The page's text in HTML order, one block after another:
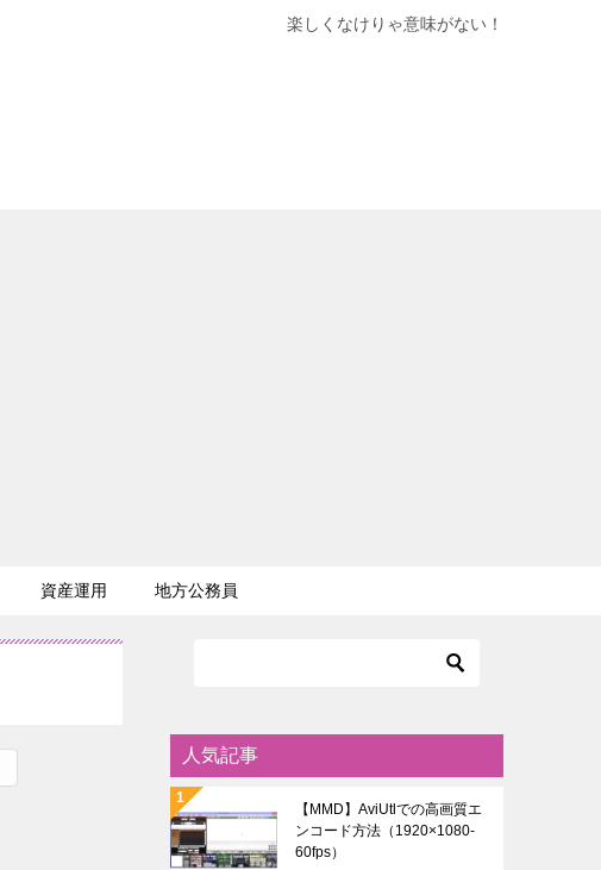
楽しくなけりゃ意味がない！
資産運用 地方公務員
人気記事
【MMD】AviUtlでの高画質エ
ンコード方法（1920×1080-
60fps）